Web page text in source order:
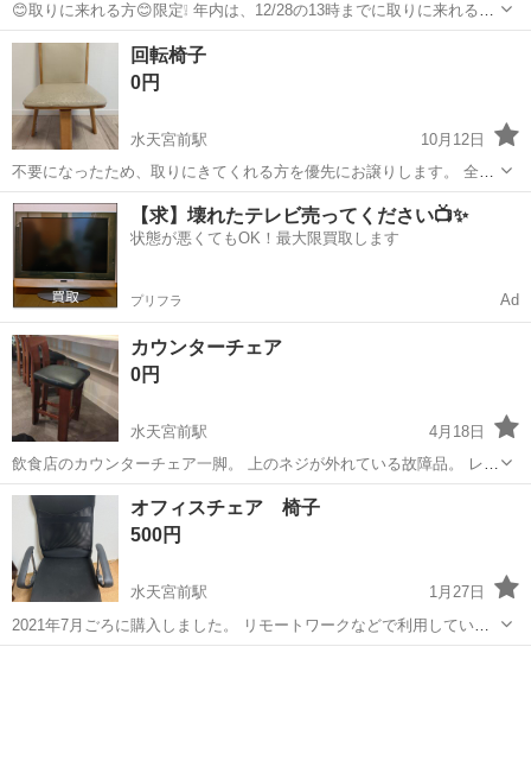
😊取りに来れる方😊限定❕ 年内は、12/28の13時までに取りに来れる方❕
年始は、1/7から取りに来れる方❕ 椅子4脚セットです。1脚からでも可
能です！ 室内で使用していた椅子です。 経年使用による汚れ・...
東京 中央区 水天宮前駅
回転椅子
0円
水天宮前駅
10月12日
不要になったため、取りにきてくれる方を優先にお譲りします。 全体
的に汚れや劣化があります。写真をご確認ください。 煙草は吸いませ
ん。 犬を飼っていますので、お気になさらない方のみお願いいたしま
す。 水天宮前、人形町、...
東京 中央区 水天宮前駅 椅子
【求】壊れたテレビ売ってください📺✨
状態が悪くてもOK！最大限買取します
プリフラ Ad
カウンターチェア
0円
水天宮前駅
4月18日
飲食店のカウンターチェア一脚。 上のネジが外れている故障品。 レザ
ーに白いペンキ汚れあり。 車で取りに来てくれる方、譲ります。
東京 中央区 椅子
オフィスチェア 椅子
500円
水天宮前駅
1月27日
2021年7月ごろに購入しました。 リモートワークなどで利用していま
した。 高さ調節は可能ですが背もたれの角度は調節できません。 腰あ